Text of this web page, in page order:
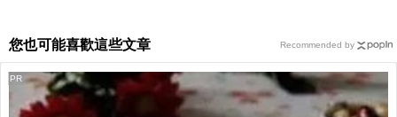
您也可能喜歡這些文章
PR
Recommended by